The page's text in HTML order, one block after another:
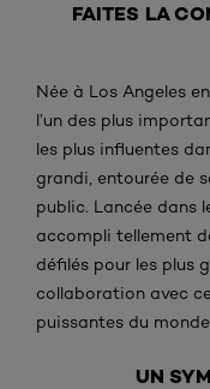
FAITES LA
Née à Los Angeles
l’un des plus
les plus influentes
grandi, entourée de
public. Lancée dans
accompli tellement
défilés pour les plus
collaboration avec
puissantes du
UN